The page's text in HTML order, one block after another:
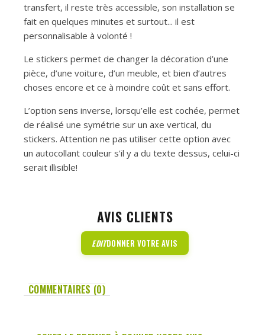
transfert, il reste très accessible, son installation se
fait en quelques minutes et surtout... il est
personnalisable à volonté !
Le stickers permet de changer la décoration d’une
pièce, d’une voiture, d’un meuble, et bien d’autres
choses encore et ce à moindre coût et sans effort.
L’option sens inverse, lorsqu’elle est cochée, permet
de réalisé une symétrie sur un axe vertical, du
stickers. Attention ne pas utiliser cette option avec
un autocollant couleur s'il y a du texte dessus, celui-ci
serait illisible!
AVIS CLIENTS
EDITDONNER VOTRE AVIS
COMMENTAIRES (0)